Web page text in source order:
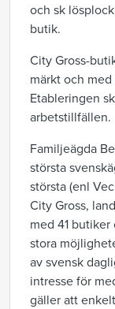
och sk
butik.
City Gross-
märkt och
Etableringen
arbetstillfällen.
Familjeägda
största
största (enl
City Gross,
med 41
stora
av svensk
intresse för
gäller att